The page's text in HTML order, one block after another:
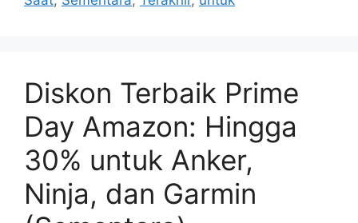
Diskon Terbaik Prime
Day Amazon: Hingga
30% untuk Anker,
Ninja, dan Garmin